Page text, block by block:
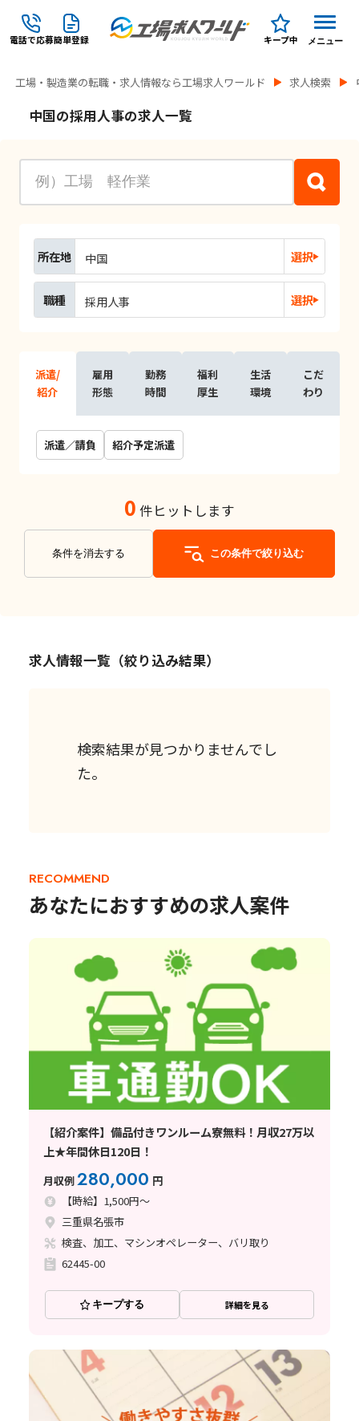
電話で応募簡単登録 キープ中 メニュー
工場・製造業の転職・求人情報なら工場求人ワールド 求人検索
中国の採用人事の求人一覧
所在地 中国 選択
職種 採用人事 選択
派遣/
紹介
雇用
形態
勤務
時間
福利
厚生
生活
環境
こだ
わり
派遣／請負 紹介予定派遣
0 件ヒットします
条件を消去する この条件で絞り込む
求人情報一覧（絞り込み結果）
検索結果が見つかりませんでし
た。
RECOMMEND
あなたにおすすめの求人案件
【紹介案件】備品付きワンルーム寮無料！月収27万以
上★年間休日120日！
月収例280,000 円
【時給】1,500円～
三重県名張市
検査、加工、マシンオペレーター、バリ取り
62445-00
キープする 詳細を見る